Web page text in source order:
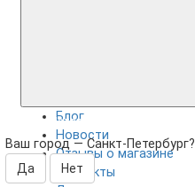
Санкт-Петербург
Ваш город —Санкт-Петербург?
Блог
Новости
Отзывы о магазине
Контакты